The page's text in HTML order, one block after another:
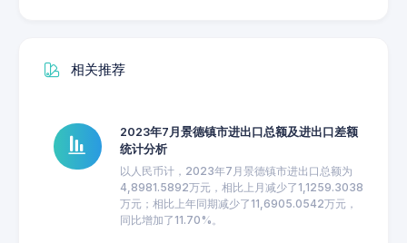
相关推荐
2023年7月景德镇市进出口总额及进出口差额
统计分析
以人民币计，2023年7月景德镇市进出口总额为
4,8981.5892万元，相比上月减少了1,1259.3038
万元；相比上年同期减少了11,6905.0542万元，
同比增加了11.70%。